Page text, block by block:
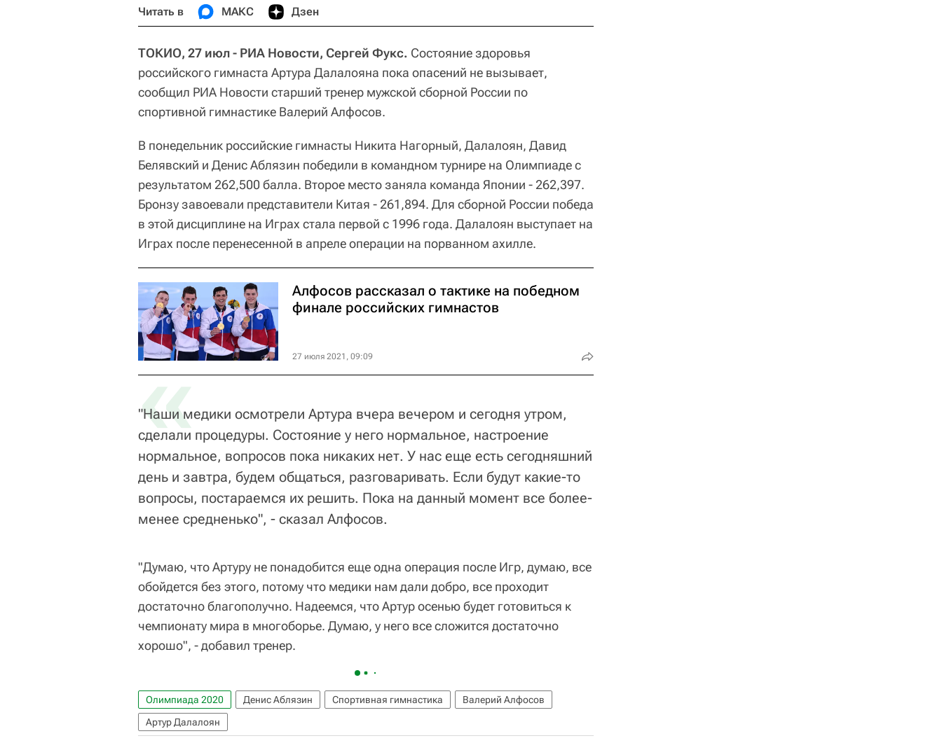
Читать в МАКС Дзен
ТОКИО, 27 июл - РИА Новости, Сергей Фукс. Состояние здоровья
российского гимнаста Артура Далалояна пока опасений не вызывает,
сообщил РИА Новости старший тренер мужской сборной России по
спортивной гимнастике Валерий Алфосов.
В понедельник российские гимнасты Никита Нагорный, Далалоян, Давид
Белявский и Денис Аблязин победили в командном турнире на Олимпиаде с
результатом 262,500 балла. Второе место заняла команда Японии - 262,397.
Бронзу завоевали представители Китая - 261,894. Для сборной России победа
в этой дисциплине на Играх стала первой с 1996 года. Далалоян выступает на
Играх после перенесенной в апреле операции на порванном ахилле.
Алфосов рассказал о тактике на победном
финале российских гимнастов
27 июля 2021, 09:09
«
"Наши медики осмотрели Артура вчера вечером и сегодня утром,
сделали процедуры. Состояние у него нормальное, настроение
нормальное, вопросов пока никаких нет. У нас еще есть сегодняшний
день и завтра, будем общаться, разговаривать. Если будут какие-то
вопросы, постараемся их решить. Пока на данный момент все более-
менее средненько", - сказал Алфосов.
"Думаю, что Артуру не понадобится еще одна операция после Игр, думаю, все
обойдется без этого, потому что медики нам дали добро, все проходит
достаточно благополучно. Надеемся, что Артур осенью будет готовиться к
чемпионату мира в многоборье. Думаю, у него все сложится достаточно
хорошо", - добавил тренер.
Олимпиада 2020 Денис Аблязин Спортивная гимнастика
Валерий Алфосов
Артур Далалоян